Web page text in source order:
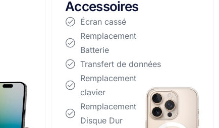
Apparails
reconditionnés
Écran cassé
Remplacement Batterie
Transfert de données
Remplacement clavier
Remplacement Disque
Dur